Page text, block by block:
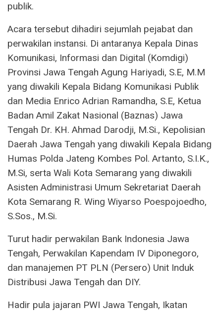
publik.
Acara tersebut dihadiri sejumlah pejabat dan
perwakilan instansi. Di antaranya Kepala Dinas
Komunikasi, Informasi dan Digital (Komdigi)
Provinsi Jawa Tengah Agung Hariyadi, S.E, M.M
yang diwakili Kepala Bidang Komunikasi Publik
dan Media Enrico Adrian Ramandha, S.E, Ketua
Badan Amil Zakat Nasional (Baznas) Jawa
Tengah Dr. KH. Ahmad Darodji, M.Si., Kepolisian
Daerah Jawa Tengah yang diwakili Kepala Bidang
Humas Polda Jateng Kombes Pol. Artanto, S.I.K.,
M.Si, serta Wali Kota Semarang yang diwakili
Asisten Administrasi Umum Sekretariat Daerah
Kota Semarang R. Wing Wiyarso Poespojoedho,
S.Sos., M.Si.
Turut hadir perwakilan Bank Indonesia Jawa
Tengah, Perwakilan Kapendam IV Diponegoro,
dan manajemen PT PLN (Persero) Unit Induk
Distribusi Jawa Tengah dan DIY.
Hadir pula jajaran PWI Jawa Tengah, Ikatan